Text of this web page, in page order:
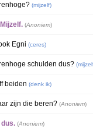
(mijzelf)
(Anoniem)
Egni (ceres)
schulden dus? (
beiden (denk ik)
zijn die beren? (Anoniem)
(Anoniem)